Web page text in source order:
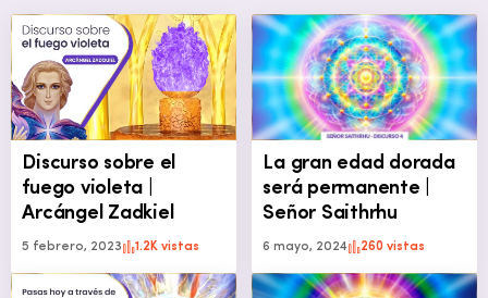
Discurso sobre el
fuego violeta |
Arcángel Zadkiel
5 febrero, 2023 1.2K vistas
La gran edad dorada
será permanente |
Señor Saithrhu
6 mayo, 2024 260 vistas